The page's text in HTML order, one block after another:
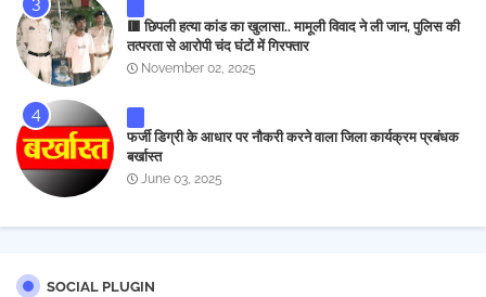
🟥 छिपली हत्या कांड का खुलासा.. मामूली विवाद ने ली जान, पुलिस की
तत्परता से आरोपी चंद घंटों में गिरफ्तार
November 02, 2025
फर्जी डिग्री के आधार पर नौकरी करने वाला जिला कार्यक्रम प्रबंधक
बर्खास्त
June 03, 2025
SOCIAL PLUGIN